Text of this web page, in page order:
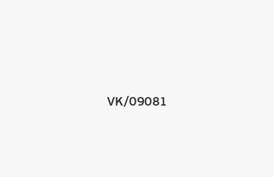
VK/09081